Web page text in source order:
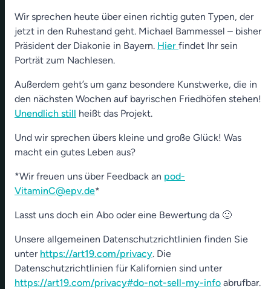
play_arrow macht ein gutes Leben aus - Kunst auf dem
Friedhof
00:00 13:41
Wir sprechen heute über einen richtig guten Typen, der
jetzt in den Ruhestand geht. Michael Bammessel – bisher
Präsident der Diakonie in Bayern. Hier findet Ihr sein
Porträt zum Nachlesen.
Außerdem geht’s um ganz besondere Kunstwerke, die in
den nächsten Wochen auf bayrischen Friedhöfen stehen!
Unendlich still heißt das Projekt.
Und wir sprechen übers kleine und große Glück! Was
macht ein gutes Leben aus?
*Wir freuen uns über Feedback an pod-
VitaminC@epv.de*
Lasst uns doch ein Abo oder eine Bewertung da 🙂
Unsere allgemeinen Datenschutzrichtlinien finden Sie
unter https://art19.com/privacy. Die
Datenschutzrichtlinien für Kalifornien sind unter
https://art19.com/privacy#do-not-sell-my-info abrufbar.